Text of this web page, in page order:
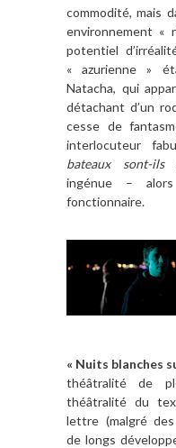
commodité, mais
environnement «
potentiel
« azurienne »
Natacha, qui
détachant d’un
cesse de
interlocuteur
bateaux sont-
ingénue –
fonctionnaire.
« Nuits blanches
théâtralité de
théâtralité du
lettre (malgré
de longs